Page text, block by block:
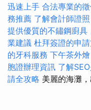
迅速上手 合法專業的
務推薦 了解會計師證
提供優質的不鏽鋼廚具
業建議 杜拜簽證的申
的牙科服務 下午茶外
胞證辦理資訊 了解
請全攻略 美麗的海灘